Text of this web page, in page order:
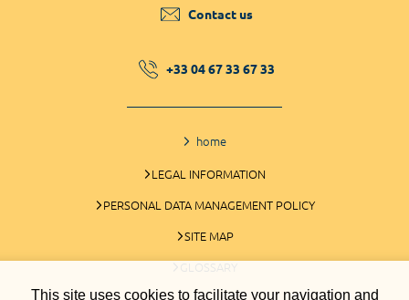
This site uses cookies to facilitate your navigation and
Contact us
+33 04 67 33 67 33
home
LEGAL INFORMATION
PERSONAL DATA MANAGEMENT POLICY
SITE MAP
GLOSSARY